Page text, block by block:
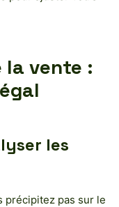
la vente :
les
précipitez pas sur le